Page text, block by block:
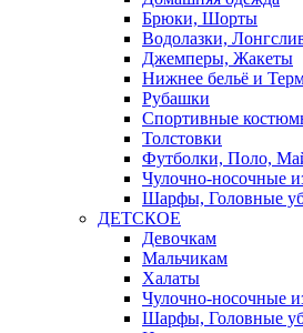
Брюки, Шорты
Водолазки,
Джемперы, Жакеты
Нижнее бельё и
Рубашки
Спортивные
Толстовки
Футболки, Поло,
Чулочно-носочные
Шарфы, Головные
ДЕТСКОЕ
Девочкам
Мальчикам
Халаты
Чулочно-носочные
Шарфы, Головные